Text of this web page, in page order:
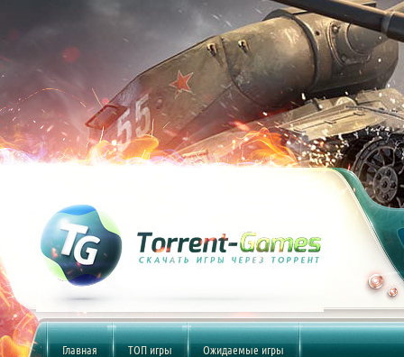
Главная ТОП игры Ожидаемые игры